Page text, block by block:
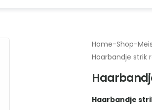
Home-Shop-
Haarbandje strik
Haarbandje